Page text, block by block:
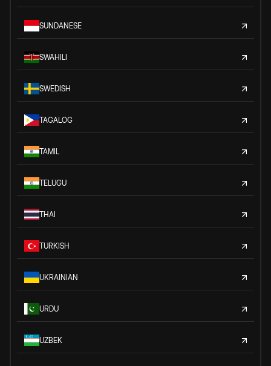
SUNDANESE
SWAHILI
SWEDISH
TAGALOG
TAMIL
TELUGU
THAI
TURKISH
UKRAINIAN
URDU
UZBEK